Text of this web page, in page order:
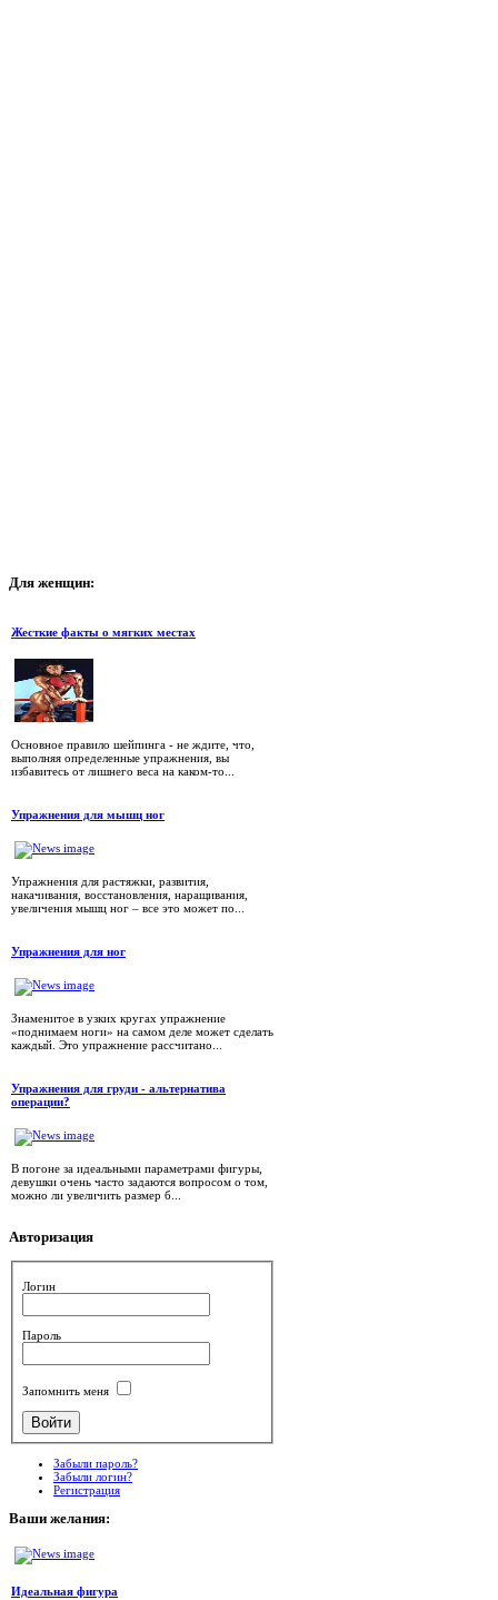
Для женщин:
Жесткие факты о мягких местах
Основное правило шейпинга - не ждите, что,
выполняя определенные упражнения, вы
избавитесь от лишнего веса на каком-то...
Упражнения для мышц ног
Упражнения для растяжки, развития,
накачивания, восстановления, наращивания,
увеличения мышц ног – все это может по...
Упражнения для ног
Знаменитое в узких кругах упражнение
«поднимаем ноги» на самом деле может сделать
каждый. Это упражнение рассчитано...
Упражнения для груди - альтернатива
операции?
В погоне за идеальными параметрами фигуры,
девушки очень часто задаются вопросом о том,
можно ли увеличить размер б...
Авторизация
Логин
Пароль
Запомнить меня
Забыли пароль?
Забыли логин?
Регистрация
Ваши желания:
Идеальная фигура